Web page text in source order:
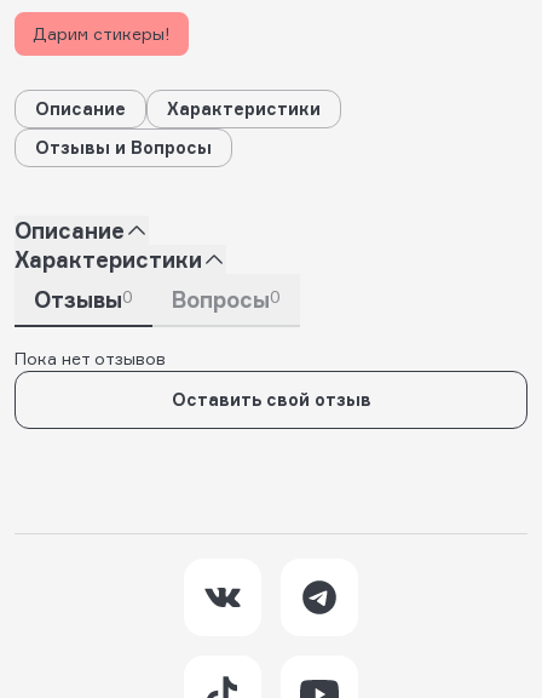
Дарим стикеры!
Описание
Характеристики
Отзывы и Вопросы
Описание
Характеристики
Отзывы0 Вопросы0
Пока нет отзывов
Оставить свой отзыв